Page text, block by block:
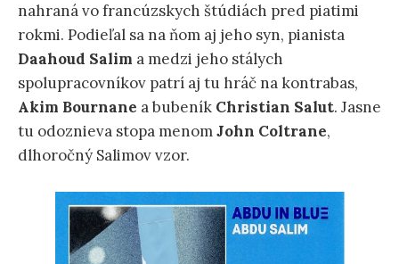
nahraná vo francúzskych štúdiách pred piatimi
rokmi. Podieľal sa na ňom aj jeho syn, pianista
Daahoud Salim a medzi jeho stálych
spolupracovníkov patrí aj tu hráč na kontrabas,
Akim Bournane a bubeník Christian Salut. Jasne
tu odoznieva stopa menomJohn Coltrane,
dlhoročný Salimov vzor.